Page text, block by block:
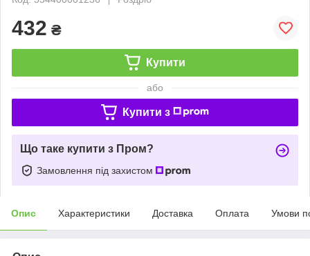
432 ₴
Купити
або
Купити з
Що таке купити з Пром?
Замовлення під захистом
Опис Характеристики Доставка Оплата Умови